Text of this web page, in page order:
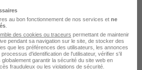
H/F
au bon fonctionnement de nos services et ne
des cookies ou traceurs permettant de maintenir
pendant sa navigation sur le site, de stocker des
que les préférences des utilisateurs, les annonces
d'identification de l'utilisateur, vérifier s'il
garantir la sécurité du site web en
frauduleux ou les violations de sécurité.